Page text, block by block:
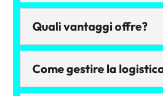
Quali vantaggi offre?
Come gestire la